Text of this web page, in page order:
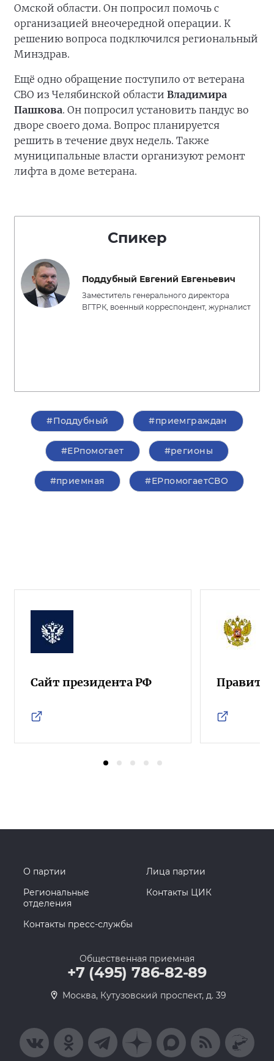
Омской области. Он попросил помочь с
организацией внеочередной операции. К
решению вопроса подключился региональный
Минздрав.
Ещё одно обращение поступило от ветерана
СВО из Челябинской области Владимира
Пашкова. Он попросил установить пандус во
дворе своего дома. Вопрос планируется
решить в течение двух недель. Также
муниципальные власти организуют ремонт
лифта в доме ветерана.
Спикер
Поддубный Евгений Евгеньевич
Заместитель генерального директора
ВГТРК, военный корреспондент, журналист
#Поддубный #приемграждан
#ЕРпомогает #регионы
#приемная #ЕРпомогаетСВО
Сайт президента РФ
О партии
Лица партии
Региональные
отделения
Контакты ЦИК
Контакты пресс-службы
Общественная приемная
+7 (495) 786-82-89
Москва, Кутузовский проспект, д. 39